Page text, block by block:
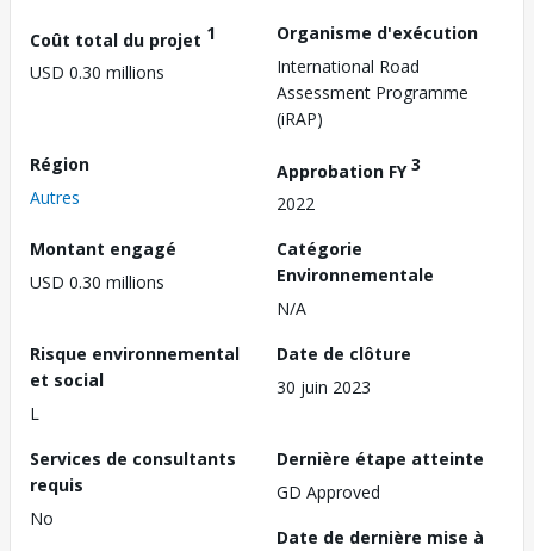
Coût total du projet 1
USD 0.30 millions
Organisme d'exécution
International Road
Assessment Programme
(iRAP)
Région
Autres
Approbation FY3
2022
Montant engagé
USD 0.30 millions
Catégorie
Environnementale
N/A
Risque environnemental
et social
L
Date de clôture
30 juin 2023
Services de consultants
requis
No
Dernière étape atteinte
GD Approved
Date de dernière mise à